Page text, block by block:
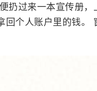
扔过来一本宣传册，
个人账户里的钱。